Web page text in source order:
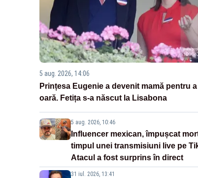
5 aug. 2026, 14:06
Prințesa Eugenie a devenit mamă pentru
oară. Fetița s-a născut la Lisabona
5 aug. 2026, 10:46
Influencer mexican, împușcat
timpul unei transmisiuni live pe
Atacul a fost surprins în direct
31 iul. 2026, 13:41